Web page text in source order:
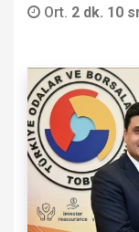
Ort. 2 dk. 10